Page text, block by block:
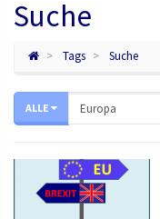
Suche
Tags Suche
ALLE